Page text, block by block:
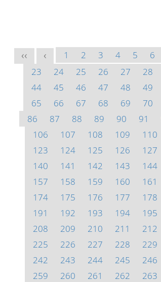
<< < 1 2 3 4 5 6
23
24 25 26 27 28
44
45 46 47 48 49
65
66 67 68 69 70
86
87 88 89 90 91
106
107 108 109 110
123
124 125 126 127
140
141 142 143 144
157
158 159 160 161
174
175 176 177 178
191
192 193 194 195
208
209 210 211 212
225
226 227 228 229
242
243 244 245 246
259
260 261 262 263